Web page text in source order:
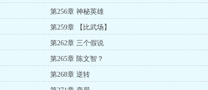
第256章 神秘英雄
第259章 【比武场】
第262章 三个假说
第265章 陈文智？
第268章 逆转